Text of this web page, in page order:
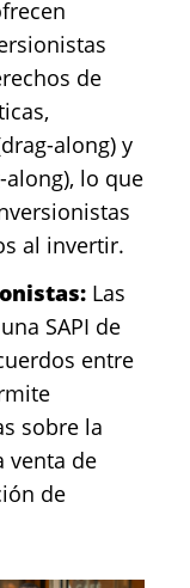
de
along) y
lo que
al invertir.
Las
SAPI de
entre
sobre la
venta de
de